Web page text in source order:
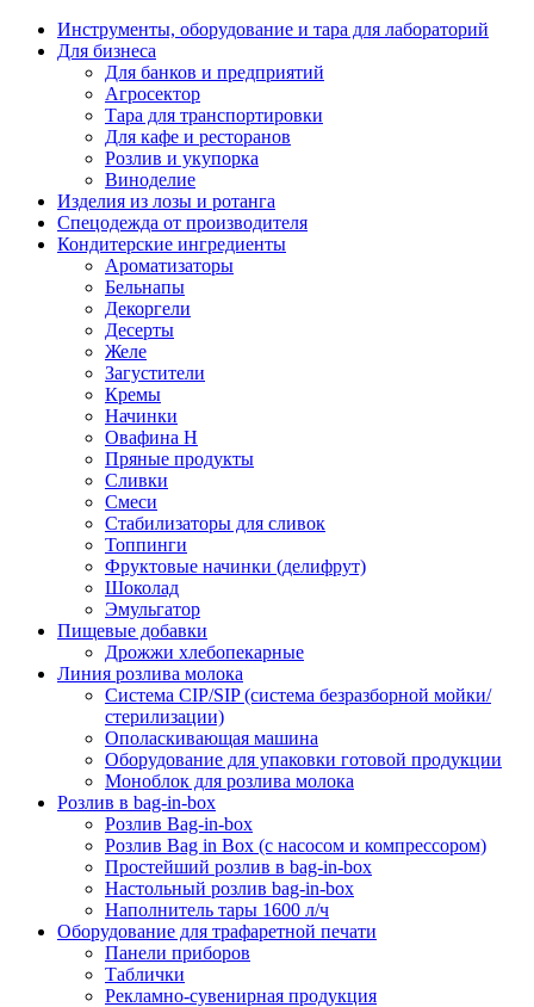
Инструменты, оборудование и тара для лабораторий
Для бизнеса
Для банков и предприятий
Агросектор
Тара для транспортировки
Для кафе и ресторанов
Розлив и укупорка
Виноделие
Изделия из лозы и ротанга
Спецодежда от производителя
Кондитерские ингредиенты
Ароматизаторы
Бельнапы
Декоргели
Десерты
Желe
Загустители
Кремы
Начинки
Овафина Н
Пряные продукты
Сливки
Смеси
Стабилизаторы для сливок
Топпинги
Фруктовые начинки (делифрут)
Шоколад
Эмульгатор
Пищевые добавки
Дрожжи хлебопекарные
Линия розлива молока
Система CIP/SIP (система безразборной мойки/
стерилизации)
Ополаскивающая машина
Оборудование для упаковки готовой продукции
Моноблок для розлива молока
Розлив в bag-in-box
Розлив Bag-in-box
Розлив Bag in Box (с насосом и компрессором)
Простейший розлив в bag-in-box
Настольный розлив bag-in-box
Наполнитель тары 1600 л/ч
Оборудование для трафаретной печати
Панели приборов
Таблички
Рекламно-сувенирная продукция